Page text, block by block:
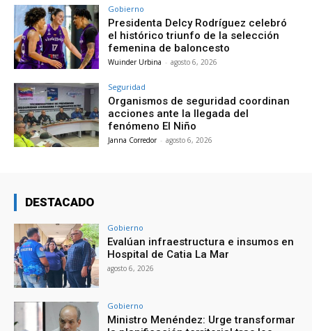
Gobierno
Presidenta Delcy Rodríguez celebró
el histórico triunfo de la selección
femenina de baloncesto
Wuinder Urbina - agosto 6, 2026
Seguridad
Organismos de seguridad coordinan
acciones ante la llegada del
fenómeno El Niño
Janna Corredor - agosto 6, 2026
DESTACADO
Gobierno
Evalúan infraestructura e insumos en
Hospital de Catia La Mar
agosto 6, 2026
Gobierno
Ministro Menéndez: Urge transformar